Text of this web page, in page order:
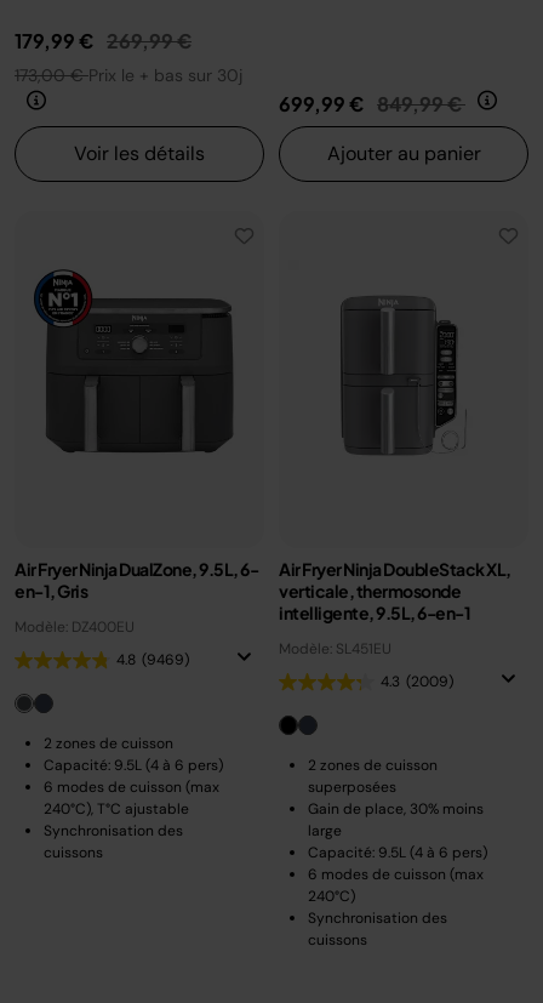
179,99 € Prix réduit de
269,99 €au
173,00 €Prix le + bas sur 30j
Voir les détails
699,99 € Prix réduit de
849,99 € au
Ajouter au panier
Air Fryer Ninja DualZone, 9.5L, 6-
en-1, Gris
Modèle: DZ400EU
4.8 (9469)
2 zones de cuisson
Capacité: 9.5L (4 à 6 pers)
6 modes de cuisson (max
240°C), T°C ajustable
Synchronisation des
cuissons
Air Fryer Ninja DoubleStack XL,
verticale, thermosonde
intelligente, 9.5L, 6-en-1
Modèle: SL451EU
4.3 (2009)
2 zones de cuisson
superposées
Gain de place, 30% moins
large
Capacité: 9.5L (4 à 6 pers)
6 modes de cuisson (max
240°C)
Synchronisation des
cuissons